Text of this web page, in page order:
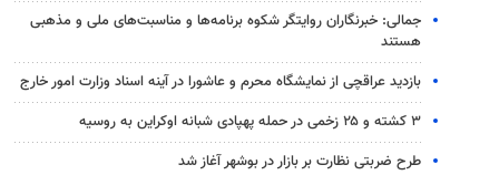
جمالی: خبرنگاران روایتگر شکوه برنامه‌ها و مناسبت‌های ملی و مذهبی
هستند
بازدید عراقچی از نمایشگاه محرم و عاشورا در آینه اسناد وزارت امور خارج
۳ کشته و ۲۵ زخمی در حمله پهپادی شبانه اوکراین به روسیه
طرح ضربتی نظارت بر بازار در بوشهر آغاز شد